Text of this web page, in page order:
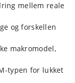
mellem reale
og forskellen
makromodel,
typen for lukket